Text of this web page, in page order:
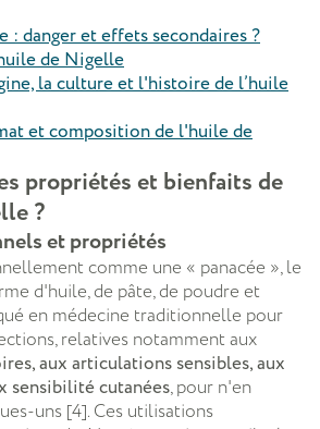
danger et effets secondaires ?
de Nigelle
la culture et l'histoire de l’huile
et composition de l'huile de
propriétés et bienfaits de
?
et propriétés
comme une « panacée », le
d'huile, de pâte, de poudre et
en médecine traditionnelle pour
relatives notamment aux
aux articulations sensibles, aux
sensibilité cutanées, pour n'en
uns [4]. Ces utilisations